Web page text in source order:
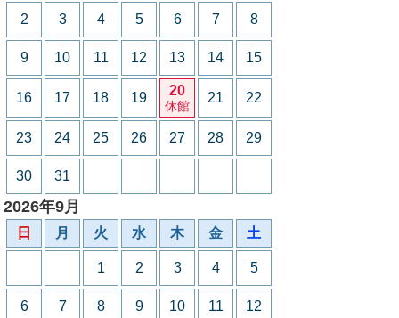
2 3 4 5 6 7 8
9 10 11 12 13 14 15
16 17 18 19 20
休館
21 22
23 24 25 26 27 28 29
30 31
2026年9月
日 月 火 水 木 金 土
1 2 3 4 5
6 7 8 9 10 11 12